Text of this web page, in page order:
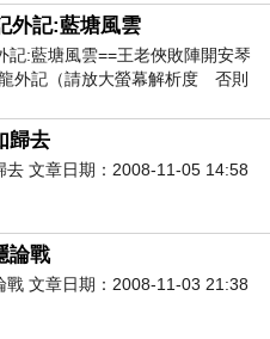
外記:藍塘風雲
記:藍塘風雲==王老俠敗陣開安琴
外記（請放大螢幕解析度 否則
歸去
去 文章日期：2008-11-05 14:58
論戰
戰 文章日期：2008-11-03 21:38